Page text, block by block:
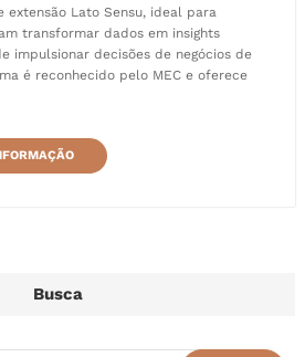
extensão Lato Sensu, ideal para
transformar dados em insights
impulsionar decisões de negócios de
é reconhecido pelo MEC e oferece
Busca